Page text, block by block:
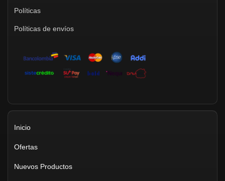
Políticas
Políticas de envíos
Inicio
Ofertas
Nuevos Productos